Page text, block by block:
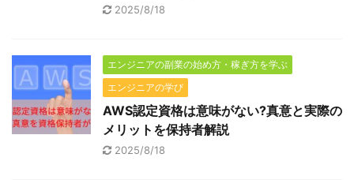
2025/8/18
エンジニアの副業の始め方・稼ぎ方を学ぶ
エンジニアの学び
AWS認定資格は意味がない?真意と実際の
メリットを保持者解説
2025/8/18